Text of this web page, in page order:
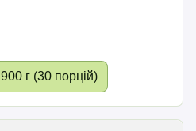
900 г (30 порцій)